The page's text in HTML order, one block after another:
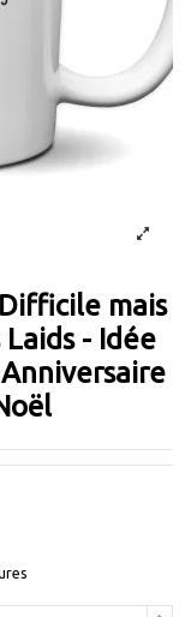
mais
- Idée